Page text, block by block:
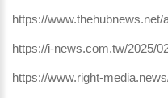
https://www.thehubnews.net/
https://i-news.com.tw/2025/
https://www.right-